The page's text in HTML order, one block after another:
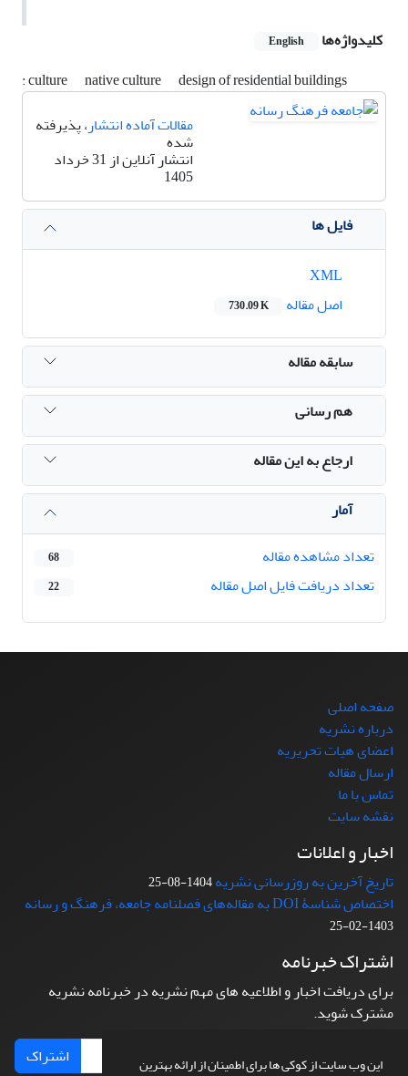
این وب سایت از کوکی ها برای اطمینان از ارائه بهترین
کلیدواژه‌ها
English
: culture native culture
design of residential buildings
مقالات آماده انتشار، پذیرفته
شده
انتشار آنلاین از 31 خرداد
1405
فایل ها
اصل مقاله
730.09 K
سابقه مقاله
هم رسانی
ارجاع به این مقاله
آمار
تعداد مشاهده مقاله
68
تعداد دریافت فایل اصل مقاله 22
صفحه اصلی
درباره نشریه
اعضای هیات تحریریه
ارسال مقاله
تماس با ما
نقشه سایت
اخبار و اعلانات
تاریخ آخرین به روزرسانی نشریه1404-08-25
اختصاص شناسۀ DOI به مقاله‌های فصلنامه جامعه، فرهنگ و رسانه
1403-02-25
اشتراک خبرنامه
برای دریافت اخبار و اطلاعیه های مهم نشریه در خبرنامه نشریه
مشترک شوید.
اشتراک